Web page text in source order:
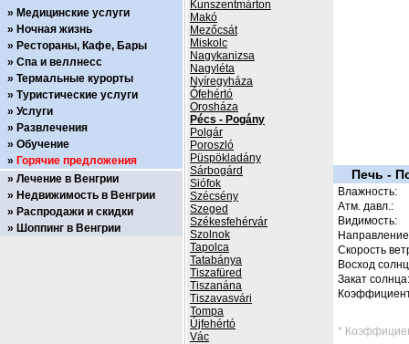
Kunszentmárton
Makó
Mezőcsát
Miskolc
Nagykanizsa
Nagyléta
Nyíregyháza
Ófehértó
Orosháza
Pécs - Pogány
Polgár
Poroszló
Püspökladány
Sárbogárd
Siófok
Szécsény
Szeged
Székesfehérvár
Szolnok
Tapolca
Tatabánya
Tiszafüred
Tiszanána
Tiszavasvári
Tompa
Újfehértó
Vác
Печь -
Влажность:
Атм. давл.:
Видимость:
Скорость
Восход
Закат солнца:
*
Медицинские услуги
Ночная жизнь
Рестораны, Кафе, Бары
Спа и веллнесс
Термальные курорты
Туристические услуги
Услуги
Развлечения
Обучение
Горячие предложения
Лечение в Венгрии
Недвижимость в Венгрии
Распродажи и скидки
Шоппинг в Венгрии